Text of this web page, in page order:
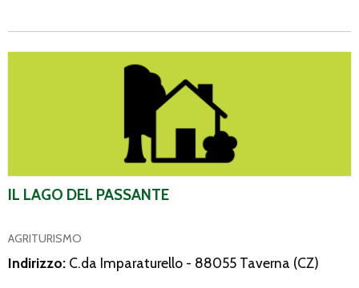
IL LAGO DEL PASSANTE
AGRITURISMO
Indirizzo: C.da Imparaturello - 88055 Taverna (CZ)